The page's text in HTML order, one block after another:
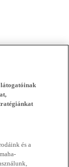
látogatóinak
és a